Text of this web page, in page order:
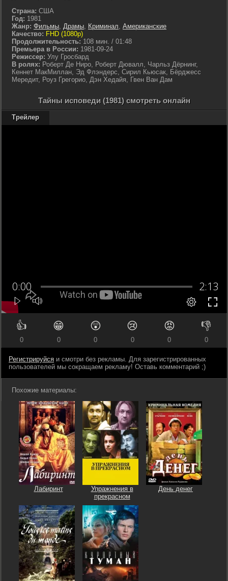
Страна: США
Год: 1981
Жанр: Фильмы, Драмы, Криминал, Американские
Качество: FHD (1080p)
Продолжительность: 108 мин. / 01:48
Премьера в России: 1981-09-24
Режиссер: Улу Гросбард
В ролях: Роберт Де Ниро, Роберт Дювалл, Чарльз Дёрнинг,
Кеннет МакМиллан, Эд Флэндерс, Сирил Кьюсак, Бёрджесс
Мередит, Роуз Грегорио, Дэн Хедайя, Гвен Ван Дам
Тайны исповеди (1981) смотреть онлайн
Трейлер
👍
0
😁
0
😲
0
😢
0
😡
0
👎
0
Регистрируйся и смотри без рекламы. Для зарегистрированных
пользователей мы сокращаем рекламу! Оставь комментарий ;)
Похожие материалы:
Лабиринт
Упражнения в
прекрасном
День денег